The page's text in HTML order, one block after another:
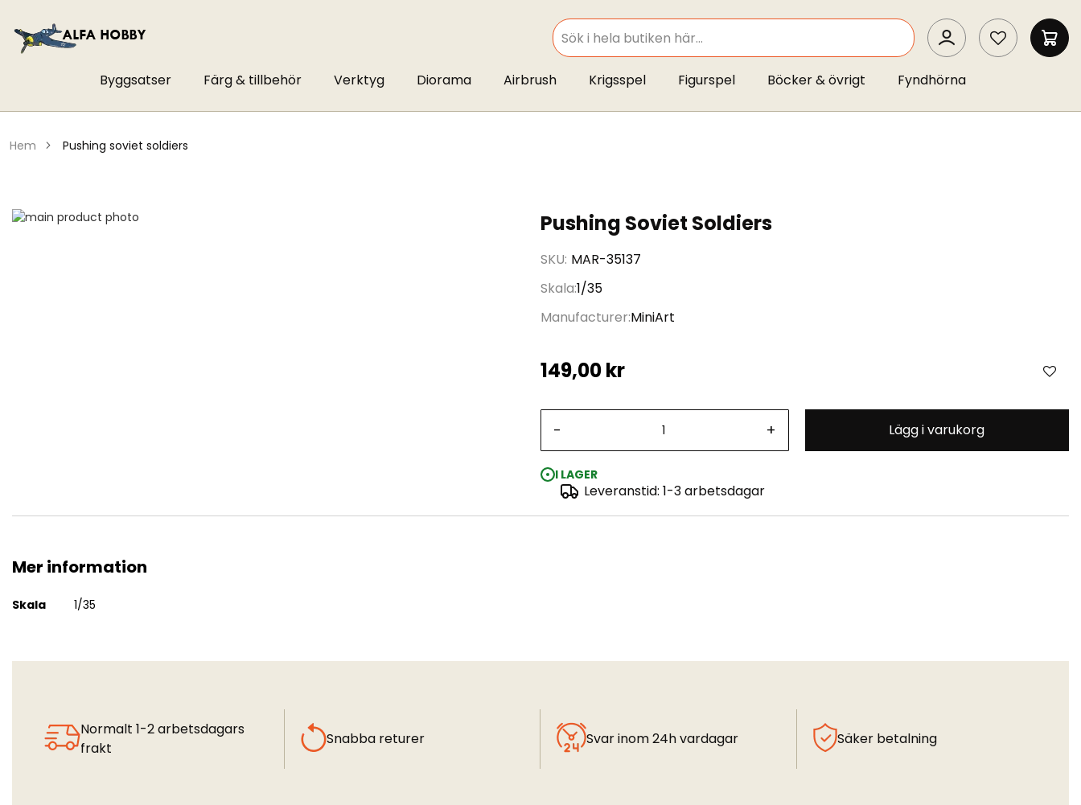
SEARCH
SEARCH
MIN
Byggsatser Färg & tillbehör Verktyg Diorama Airbrush Krigsspel Figurspel Böcker & övrigt Fyndhörna
hem pushing soviet soldiers
Pushing Soviet Soldiers
SKU MAR-35137
Skala1/35
Manufacturer MiniArt
149,00 kr
- + Lägg i varukorg
I LAGER
Leveranstid: 1-3 arbetsdagar
Hoppa
Mer information
Mer
Skala 1/35
Normalt 1-2 arbetsdagars
frakt
Snabba returer Svar inom 24h vardagar Säker betalning